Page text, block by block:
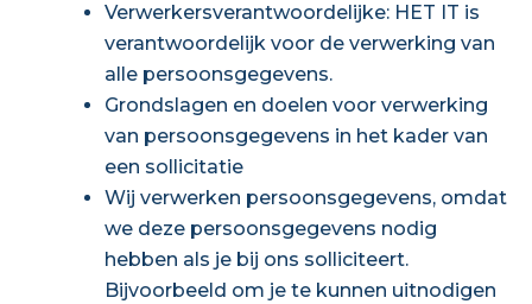
Verwerkersverantwoordelijke: HET IT is
verantwoordelijk voor de verwerking van
alle persoonsgegevens.
Grondslagen en doelen voor verwerking
van persoonsgegevens in het kader van
een sollicitatie
Wij verwerken persoonsgegevens, omdat
we deze persoonsgegevens nodig
hebben als je bij ons solliciteert.
Bijvoorbeeld om je te kunnen uitnodigen